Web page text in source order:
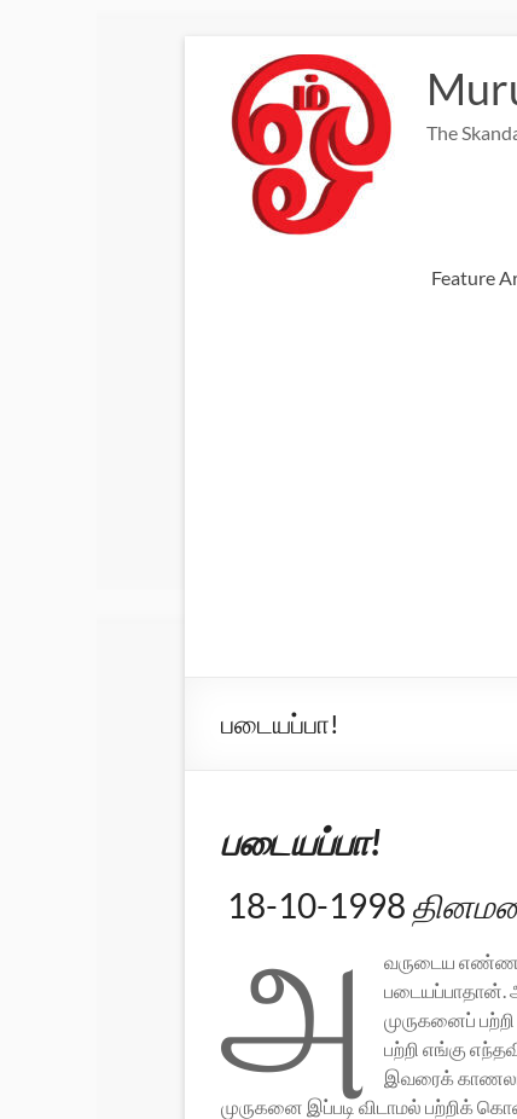
content
The
Feature
படையப்பா!
படையப்பா!
18-10-1998
அ
வருடைய
படையப்பாதான்.
முருகனைப்
பற்றி எங்கு
இவரைக்
முருகனை இப்படி விடாமல் பற்றிக்